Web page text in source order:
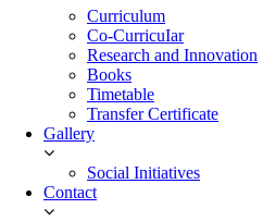
Curriculum
Co-CurricuIar
Research and Innovation
Books
Timetable
Transfer Certificate
Gallery
Social Initiatives
Contact